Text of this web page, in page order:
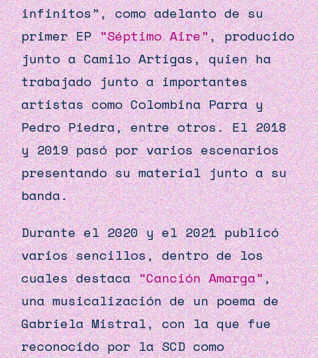
infinitos”, como adelanto de su
primer EP“Séptimo Aire”, producido
junto a Camilo Artigas, quien ha
trabajado junto a importantes
artistas como Colombina Parra y
Pedro Piedra, entre otros. El 2018
y 2019 pasó por varios escenarios
presentando su material junto a su
banda.
Durante el 2020 y el 2021 publicó
varios sencillos, dentro de los
cuales destaca“Canción Amarga”,
una musicalización de un poema de
Gabriela Mistral, con la que fue
reconocido por la SCD como